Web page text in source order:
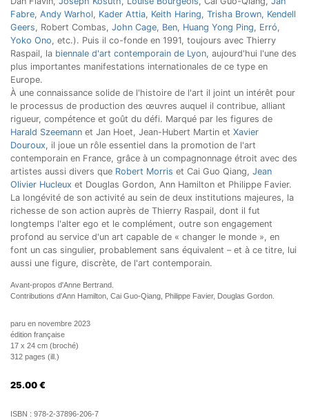
Fabre, Andy Warhol, Kader Attia, Keith Haring, Trisha Brown, Kendell
Geers, Robert Combas, John Cage, Ben, Huang Yong Ping, Erró,
Yoko Ono, etc.). Puis il co-fonde en 1991, toujours avec Thierry
Raspail, la biennale d'art contemporain de Lyon, aujourd'hui l'une des
plus importantes manifestations internationales de ce type en
Europe.
À une connaissance solide de l'histoire de l'art il joint un intérêt pour
le processus de production des œuvres auquel il contribue, alliant
rigueur, compétence et goût du défi. Marqué par les figures de
Harald Szeemann et Jan Hoet, Jean-Hubert Martin et Xavier
Douroux, il joue un rôle essentiel dans la promotion de l'art
contemporain en France, grâce à un compagnonnage étroit avec des
artistes aussi divers que Robert Morris et Cai Guo Qiang, Jean
Olivier Hucleux et Douglas Gordon, Ann Hamilton et Philippe Favier.
La longévité de son activité au sein de deux institutions majeures, la
richesse de son action auprès de Thierry Raspail, dont il fut
longtemps l'alter ego et le complément, outre son engagement
profond au service d'un art capable de « changer le monde », en
font un cas singulier, probablement sans équivalent – et à ce titre, lui
aussi une figure, discrète, de l'art contemporain.
Avant-propos d'Anne Bertrand.
Contributions d'Ann Hamilton, Cai Guo-Qiang, Philippe Favier, Douglas Gordon.
paru en novembre 2023
édition française
17 x 24 cm (broché)
312 pages (ill.)
25.00 €
ISBN : 978-2-37896-206-7